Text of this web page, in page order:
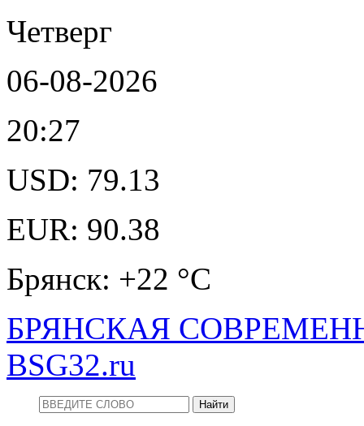
Четверг
06-08-2026
20:27
USD: 79.13
EUR: 90.38
Брянск: +22 °С
БРЯНСКАЯ
BSG32.ru